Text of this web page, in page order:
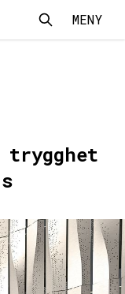
SökSök
MENY
trygghet